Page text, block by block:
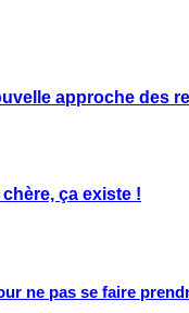
approche des
ça existe !
ne pas se faire